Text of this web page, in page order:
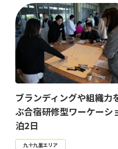
ブランディングや組織力
ぶ合宿研修型ワーケーシ
泊2日
九十九里エリア